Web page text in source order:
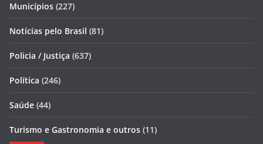
Municípios (227)
Notícias pelo Brasil (81)
Policia / Justiça (637)
Política (246)
Saúde (44)
Turismo e Gastronomia e outros (11)